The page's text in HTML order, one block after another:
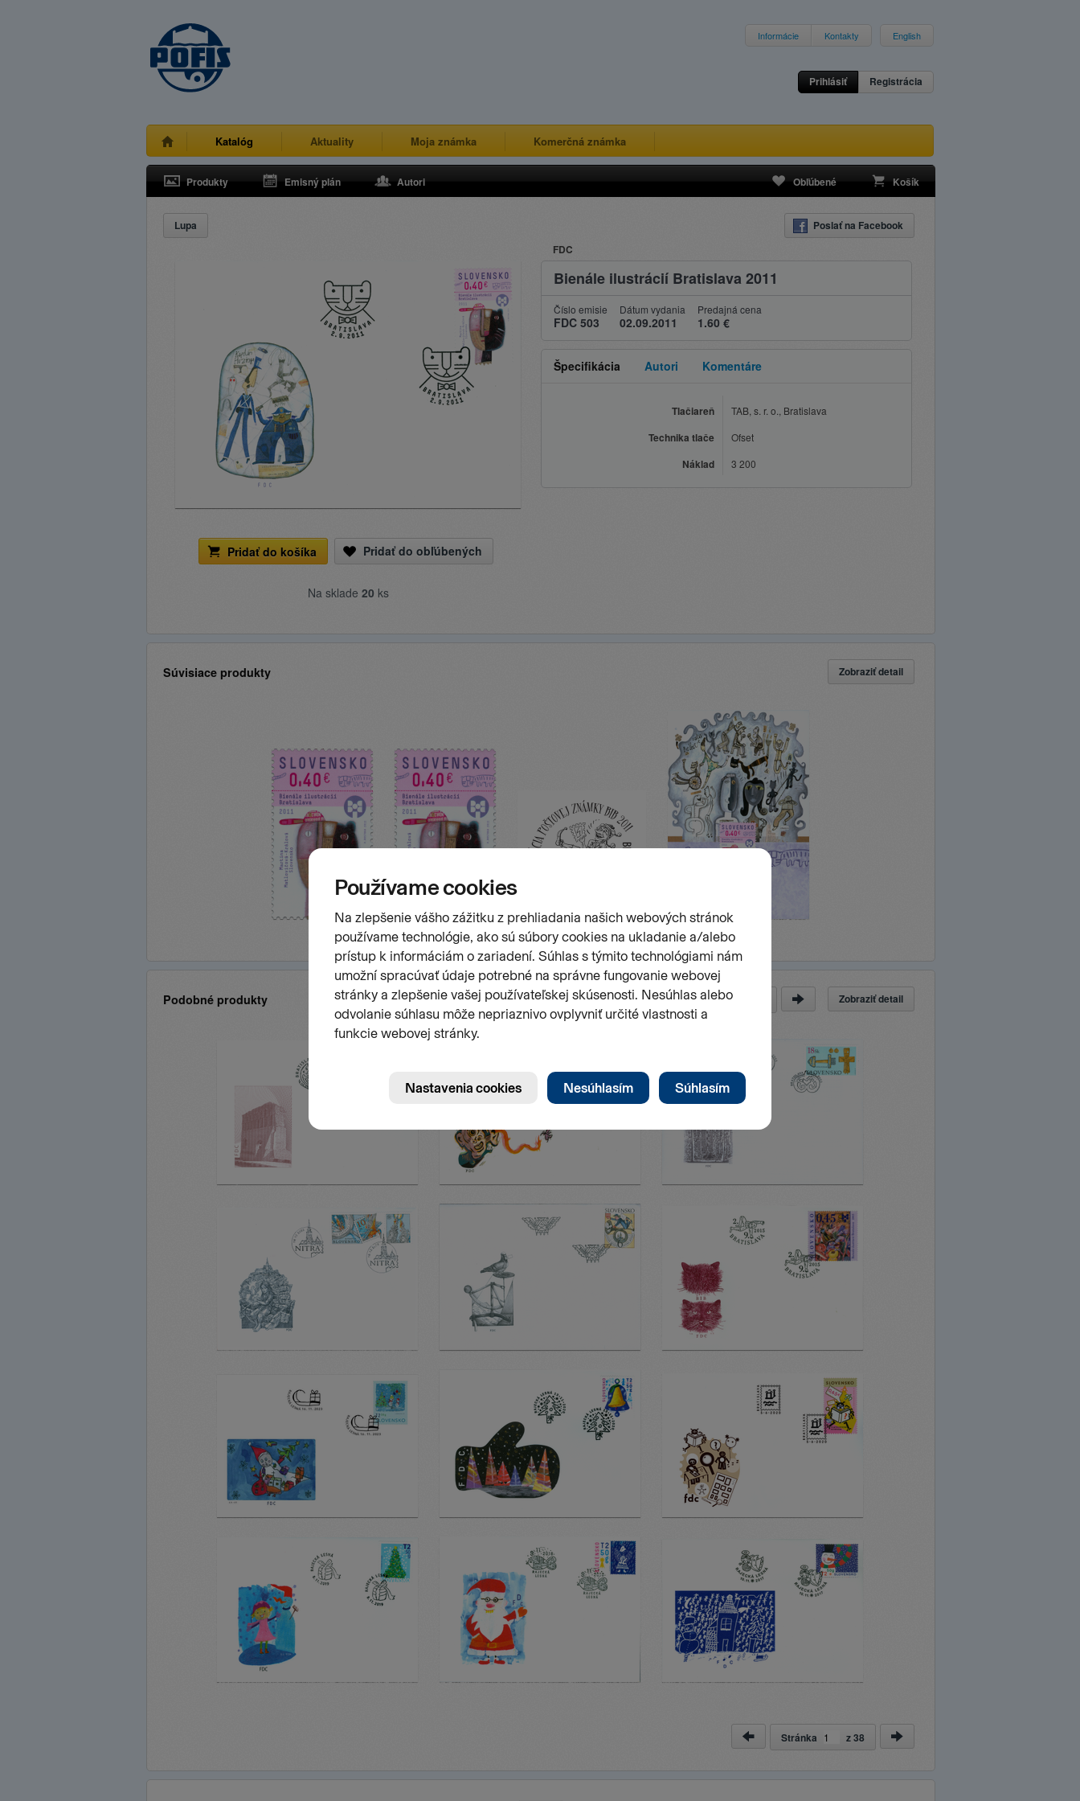
Informácie Kontakty English
Prihlásiť Registrácia
Katalóg Aktuality Moja známka Komerčná známka
Produkty Emisný plán Autori Obľúbené Košík
Lupa Poslať na Facebook
Pridať do košíka Pridať do obľúbených
Na sklade 20 ks
FDC
Bienále ilustrácií Bratislava 2011
Číslo emisie
FDC 503
Dátum vydania
02.09.2011
Predajná cena
1.60 €
Špecifikácia Autori Komentáre
Tlačiareň TAB, s. r. o., Bratislava
Technika tlače Ofset
Náklad 3 200
Súvisiace produkty Zobraziť detail
Podobné produkty Zobraziť detail
Stránka
Stránka z38